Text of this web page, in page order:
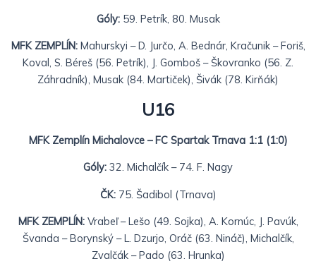
Góly: 59. Petrík, 80. Musak
MFK ZEMPLÍN:Mahurskyi – D. Jurčo, A. Bednár, Kračunik – Foriš,
Koval, S. Béreš (56. Petrík), J. Gomboš – Škovranko (56. Z.
Záhradník), Musak (84. Martiček), Šivák (78. Kirňák)
U16
MFK Zemplín Michalovce – FC Spartak Trnava 1:1 (1:0)
Góly: 32. Michalčík – 74. F. Nagy
ČK: 75. Šadibol (Trnava)
MFK ZEMPLÍN:Vrabeľ – Lešo (49. Sojka), A. Kornúc, J. Pavúk,
Švanda – Borynský – L. Dzurjo, Oráč (63. Nináč), Michalčík,
Zvalčák – Pado (63. Hrunka)